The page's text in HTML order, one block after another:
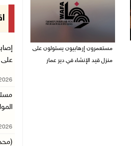
مستعمرون إرهابيون يستولون على
منزل قيد الإنشاء في دير عمار
على
27/07/
27/07/